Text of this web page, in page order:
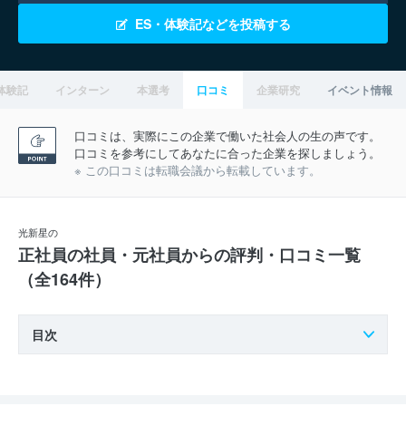
ES・体験記などを投稿する
験記 インターン 本選考 口コミ 企業研究 イベント情報
口コミは、実際にこの企業で働いた社会人の生の声です。
口コミを参考にしてあなたに合った企業を探しましょう。
※ この口コミは転職会議から転載しています。
光新星の
正社員の社員・元社員からの評判・口コミ一覧
（全164件）
目次